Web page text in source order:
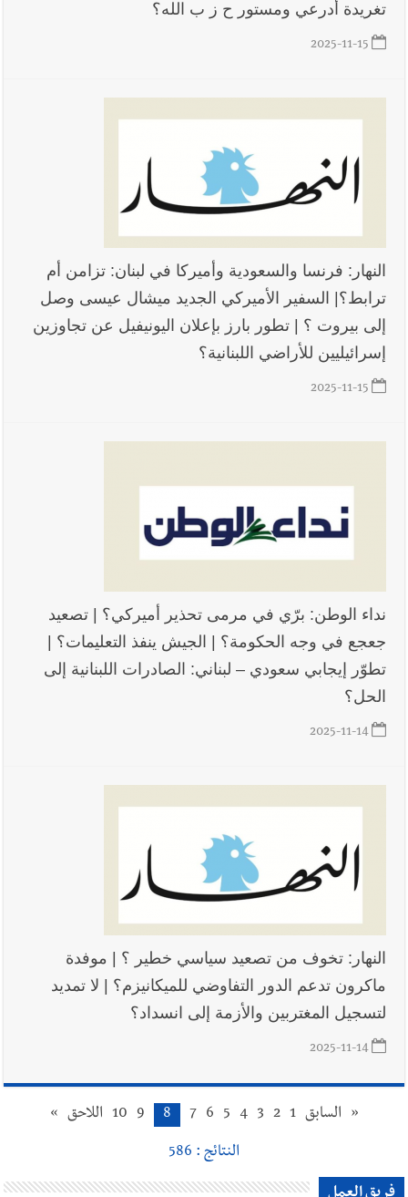
تغريدة أدرعي ومستور ح ز ب الله؟
2025-11-15
النهار: فرنسا والسعودية وأميركا في لبنان: تزامن أم
ترابط؟| السفير الأميركي الجديد ميشال عيسى وصل
إلى بيروت ؟ | تطور بارز بإعلان اليونيفيل عن تجاوزين
إسرائيليين للأراضي اللبنانية؟
2025-11-15
نداء الوطن: برّي في مرمى تحذير أميركي؟ | تصعيد
جعجع في وجه الحكومة؟ | الجيش ينفذ التعليمات؟ |
تطوّر إيجابي سعودي – لبناني: الصادرات اللبنانية إلى
الحل؟
2025-11-14
النهار: تخوف من تصعيد سياسي خطير ؟ | موفدة
ماكرون تدعم الدور التفاوضي للميكانيزم؟ | لا تمديد
لتسجيل المغتربين والأزمة إلى انسداد؟
2025-11-14
« السابق 1
2
3
4
5
6
7
8
9
10 اللاحق »
النتائج : 586